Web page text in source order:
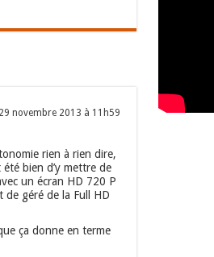
29 novembre 2013 à 11h59
rien à rien dire,
bien d’y mettre de
un écran HD 720 P
de géré de la Full HD
ça donne en terme